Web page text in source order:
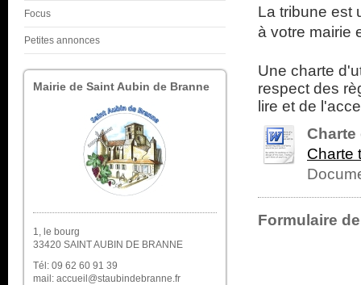
Focus
Petites annonces
Mairie de Saint Aubin de Branne
1, le bourg
33420 SAINT AUBIN DE BRANNE
Tél: 09 62 60 91 39
mail: accueil@staubindebranne.fr
La tribune est
à votre mairie
Une charte
respect des
lire et de
Charte
Charte
Formulaire